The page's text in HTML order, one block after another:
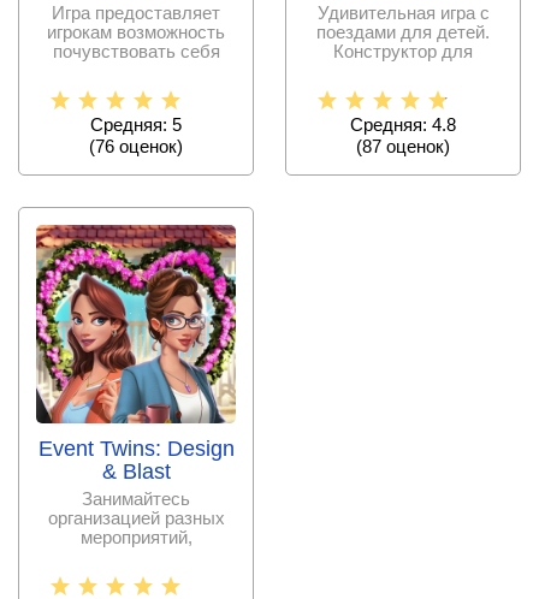
Игра предоставляет
игрокам возможность
почувствовать себя
Средняя: 5
(76 оценок)
Удивительная игра с
поездами для детей.
Конструктор для
Средняя: 4.8
(87 оценок)
Event Twins: Design
& Blast
Занимайтесь
организацией разных
мероприятий,
продумывая каждую